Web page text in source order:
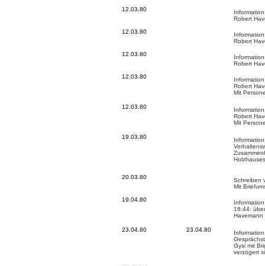
12.03.80
Robert
12.03.80
Robert
12.03.80
Robert
12.03.80
Robert
Mit
12.03.80
Robert
Mit
19.03.80
Holzhauses
20.03.80
Schreiben
Mit
19.04.80
Information
16:44:
Havemann
23.04.80 23.04.80
Gysi mit
verzögert